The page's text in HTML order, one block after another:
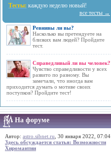
Тесты: каждую неделю новый!
все тесты →
Ревнивы ли вы?
Насколько вы претендуете на
близких вам людей? Пройдите
тест.
Справедливый ли вы человек?
Чувство справедливости у всех
развито по разному. Вы
замечали, что иногда вам
приходится думать о мотиве своих
поступков? Пройдите тест!
На форуме
Автор: astro.sibnet.ru , 30 января 2022, 07:04
Здесь обсуждается статья: Возможности
Хиромантии